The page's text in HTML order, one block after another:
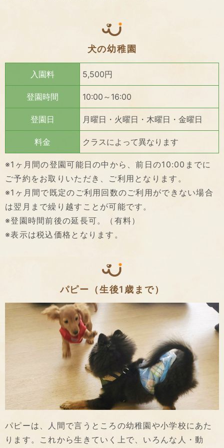
犬の幼稚園
入園料 5,500円
登園時間 10:00～16:00
登園日 月曜日・火曜日・木曜日・金曜日
料金 クラスによって異なります
※1ヶ月間の登園可能日の中から、前日の10:00までに
ご予約をお取りいただき、ご利用となります。
※1ヶ月間で既定のご利用回数のご利用ができない場合
は翌月まで繰り越すことが可能です。
※登園時間前後の延長可。（有料）
※表示は税込価格となります。
パピー（生後1歳まで）
パピーは、人間で言うところの幼稚園や小学校にあた
ります。これから生きていく上で、いろんな人・動